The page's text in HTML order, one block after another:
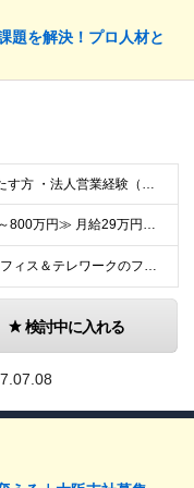
題を解決！プロ人材と
◆下記2点の要件を満たす方 ・法人営業経験（業界・業種・商材不問）※目安3年以上 ・「IT」に対する強い興味・関心・意欲をお持ちの方 【求める人物像】 • 起業もしくは自らフリーランス（個人事業主）
≪想定年収：450万円～800万円≫ 月給29万円～50万円 ※賞与：年3.5ヶ月（会社業績・個人評価によって変動） ※入社後1年経過したタイミングでインセンティブ給へ移行致します。 ※入社時の月給額
【明治神宮前・原宿オフィス＆テレワークのフレキシブルワークを導入】 東京都渋谷区神宮前3-21-5 サーキュレーションビル ForPro ★多様な働き方を推進 出社とテレワークを組み合わせたフレキシ
検討中に入れる